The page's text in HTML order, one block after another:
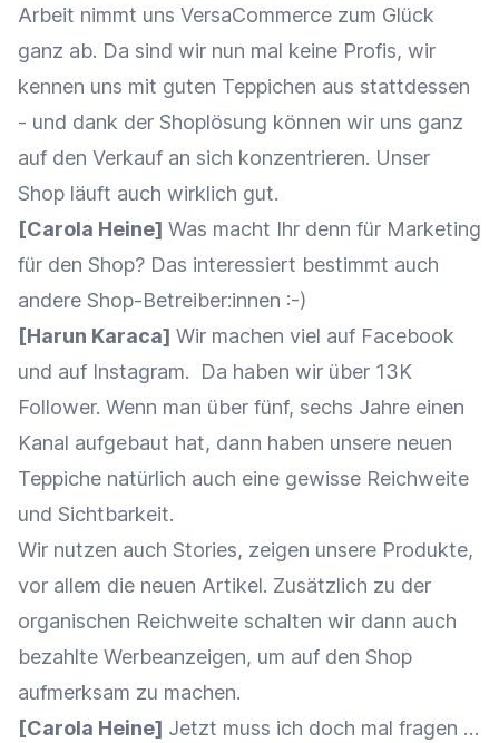
Arbeit nimmt uns VersaCommerce zum Glück
ganz ab. Da sind wir nun mal keine Profis, wir
kennen uns mit guten Teppichen aus stattdessen
- und dank der Shoplösung können wir uns ganz
auf den Verkauf an sich konzentrieren. Unser
Shop läuft auch wirklich gut.
[Carola Heine] Was macht Ihr denn für Marketing
für den Shop? Das interessiert bestimmt auch
andere Shop-Betreiber:innen :-)
[Harun Karaca] Wir machen viel auf Facebook
und auf Instagram. Da haben wir über 13K
Follower. Wenn man über fünf, sechs Jahre einen
Kanal aufgebaut hat, dann haben unsere neuen
Teppiche natürlich auch eine gewisse Reichweite
und Sichtbarkeit.
Wir nutzen auch Stories, zeigen unsere Produkte,
vor allem die neuen Artikel. Zusätzlich zu der
organischen Reichweite schalten wir dann auch
bezahlte Werbeanzeigen, um auf den Shop
aufmerksam zu machen.
[Carola Heine] Jetzt muss ich doch mal fragen …